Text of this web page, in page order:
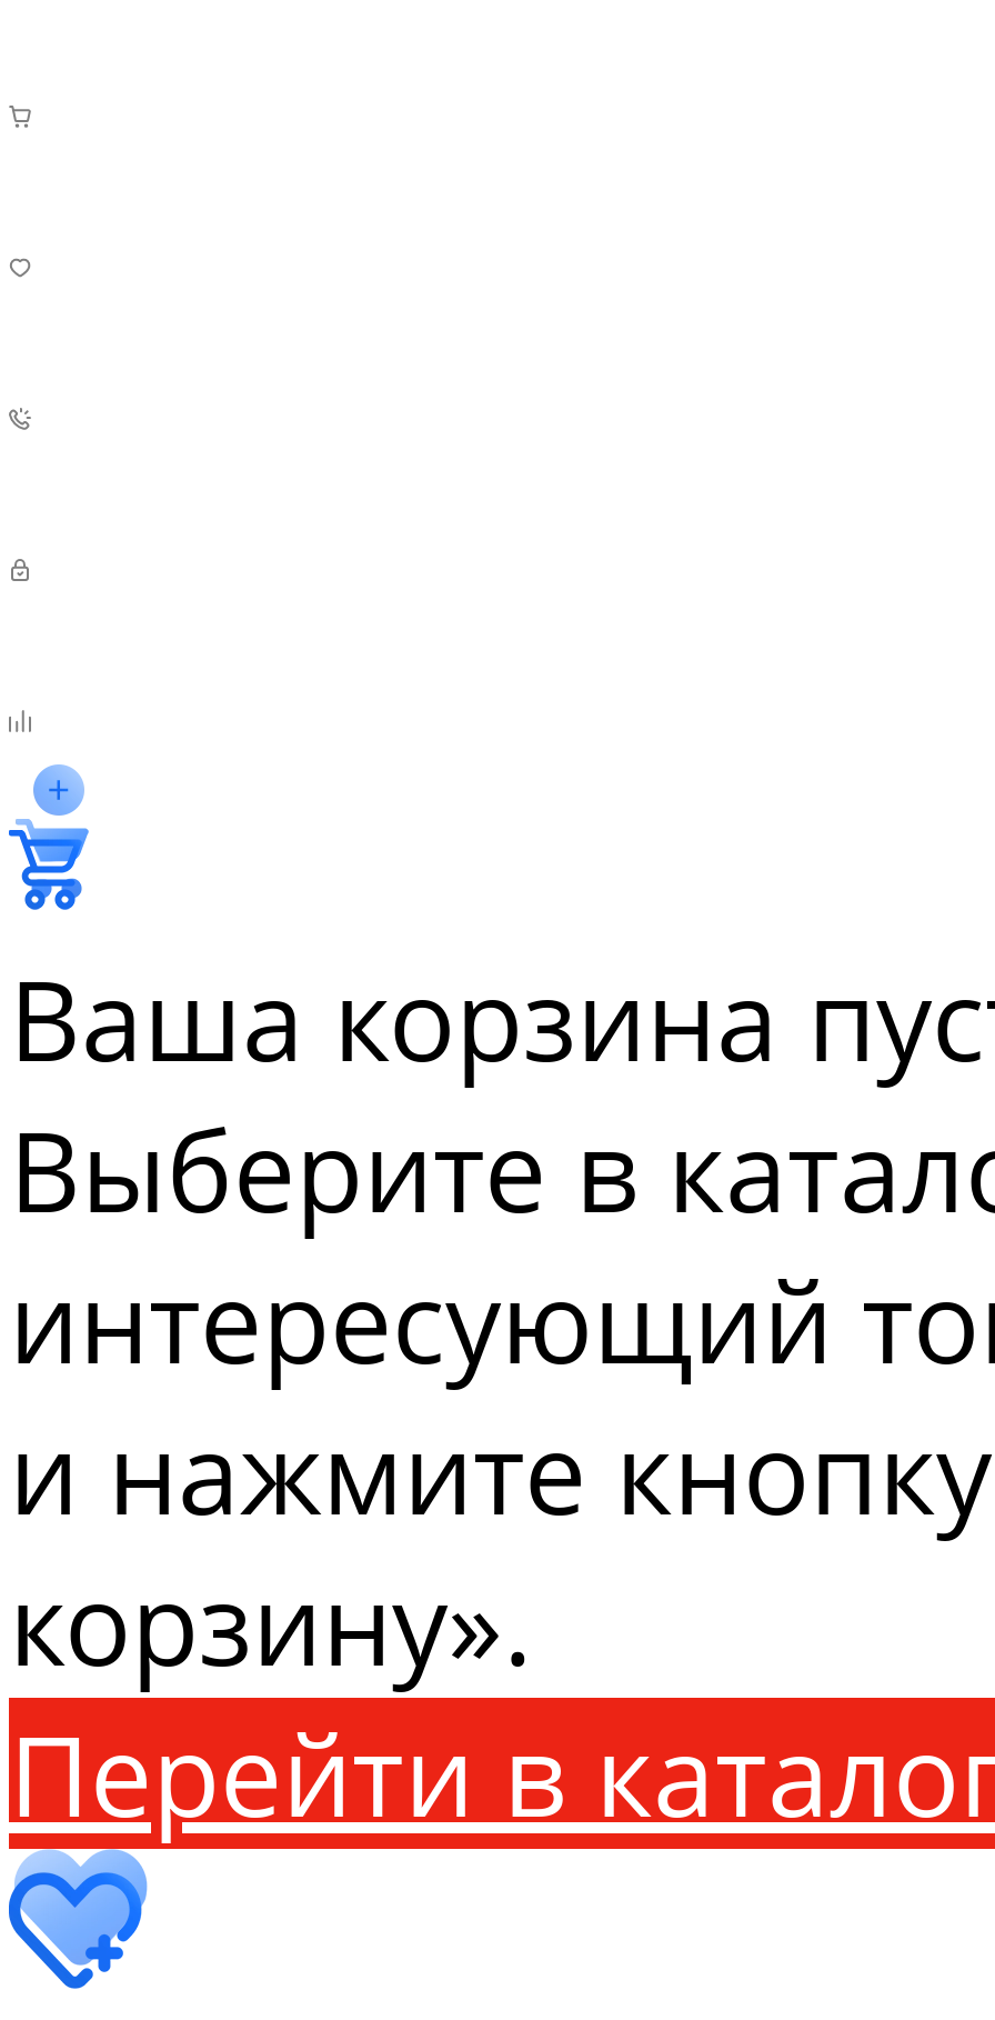
Ваша корзина
Выберите в
интересующий
и нажмите
корзину».
Перейти в